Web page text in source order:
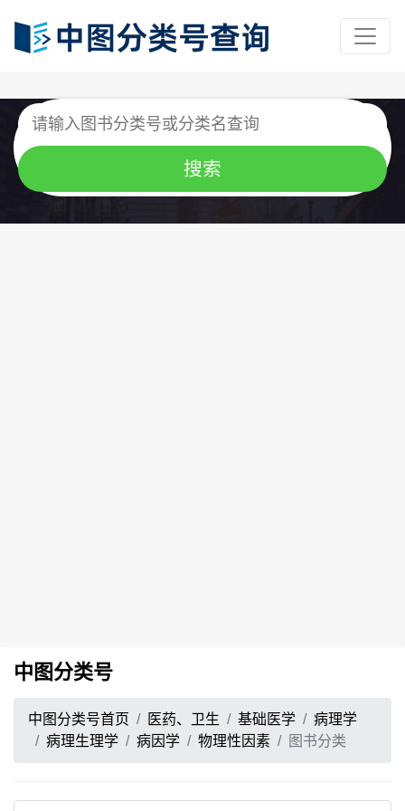
中图分类号
中图分类号首页 医药、卫生 基础医学
病理学
病理生理学
病因学 物理性因素 图书分类